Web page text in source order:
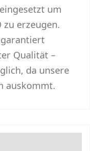
um
zu erzeugen.
Qualität –
da unsere
auskommt.